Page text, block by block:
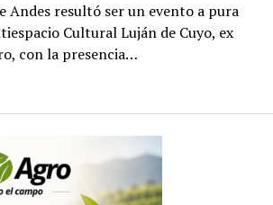
Andes resultó ser un evento a pura
Cultural Luján de Cuyo, ex
con la presencia…